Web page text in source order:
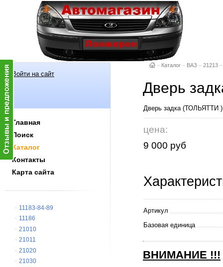
Войти на сайт
Главная
Поиск
Каталог
Контакты
Карта сайта
11183-84-89
11186
21010
21011
21020
21030
– Каталог – ВАЗ – 21213 –
Дверь
Дверь задка
цена:
9 000 руб
Артикул
Базовая единица
ВНИМАНИЕ !!!